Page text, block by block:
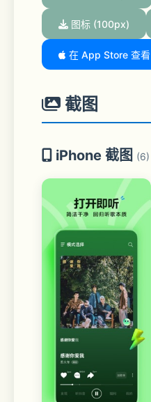
图标 (100px)
在 App Store 查看
截图
iPhone 截图 (6)